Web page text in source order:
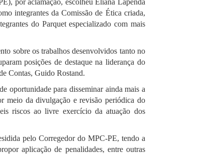
integrantes da Comissão de Ética criada,
do Parquet especializado com mais
sobre os trabalhos desenvolvidos tanto no
posições de destaque na liderança do
Contas, Guido Rostand.
oportunidade para disseminar ainda mais a
meio da divulgação e revisão periódica do
riscos ao livre exercício da atuação dos
pelo Corregedor do MPC-PE, tendo a
aplicação de penalidades, entre outras